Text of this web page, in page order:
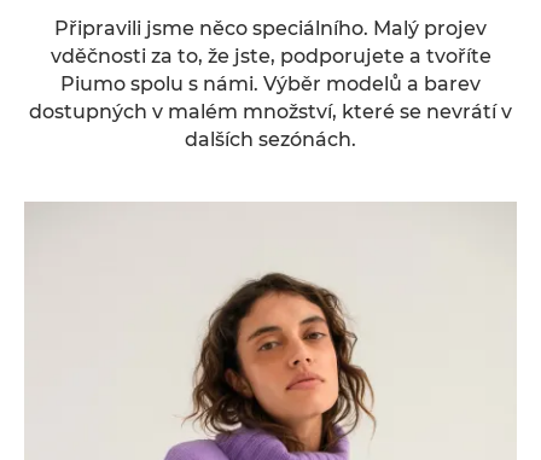
Připravili jsme něco speciálního. Malý projev
vděčnosti za to, že jste, podporujete a tvoříte
Piumo spolu s námi. Výběr modelů a barev
dostupných v malém množství, které se nevrátí v
dalších sezónách.